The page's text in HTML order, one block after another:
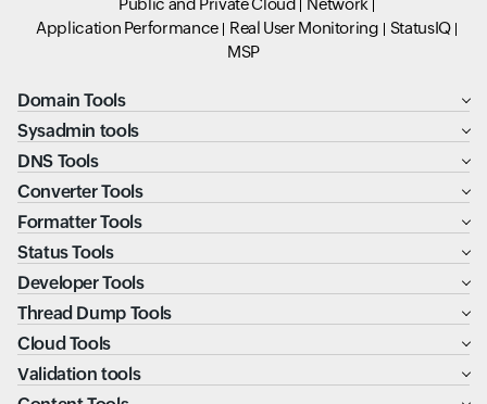
Public and Private Cloud
Network
Application Performance
Real User Monitoring
StatusIQ
MSP
Domain Tools
Sysadmin tools
DNS Tools
Converter Tools
Formatter Tools
Status Tools
Developer Tools
Thread Dump Tools
Cloud Tools
Validation tools